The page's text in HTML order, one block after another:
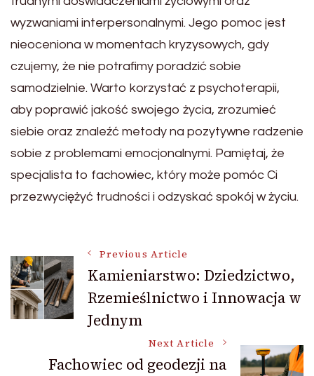
wyzwaniami interpersonalnymi. Jego pomoc jest
nieoceniona w momentach kryzysowych, gdy
czujemy, że nie potrafimy poradzić sobie
samodzielnie. Warto korzystać z psychoterapii,
aby poprawić jakość swojego życia, zrozumieć
siebie oraz znaleźć metody na pozytywne radzenie
sobie z problemami emocjonalnymi. Pamiętaj, że
specjalista to fachowiec, który może pomóc Ci
przezwyciężyć trudności i odzyskać spokój w życiu.
Post
Navigation
Previous Article
Kamieniarstwo: Dziedzictwo,
Rzemieślnictwo i Innowacja w
Jednym
Next Article
Fachowiec od geodezji na